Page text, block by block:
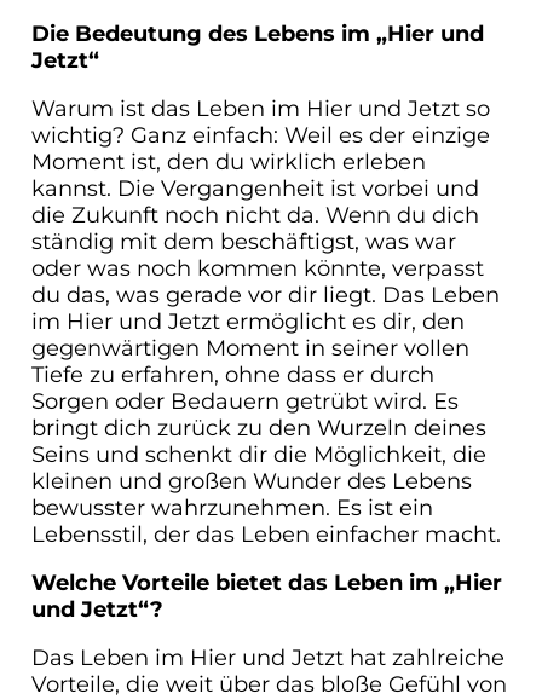
Die Bedeutung des Lebens im „Hier und
Jetzt“
Warum ist das Leben im Hier und Jetzt so
wichtig? Ganz einfach: Weil es der einzige
Moment ist, den du wirklich erleben
kannst. Die Vergangenheit ist vorbei und
die Zukunft noch nicht da. Wenn du dich
ständig mit dem beschäftigst, was war
oder was noch kommen könnte, verpasst
du das, was gerade vor dir liegt. Das Leben
im Hier und Jetzt ermöglicht es dir, den
gegenwärtigen Moment in seiner vollen
Tiefe zu erfahren, ohne dass er durch
Sorgen oder Bedauern getrübt wird. Es
bringt dich zurück zu den Wurzeln deines
Seins und schenkt dir die Möglichkeit, die
kleinen und großen Wunder des Lebens
bewusster wahrzunehmen. Es ist ein
Lebensstil, der das Leben einfacher macht.
Welche Vorteile bietet das Leben im „Hier
und Jetzt“?
Das Leben im Hier und Jetzt hat zahlreiche
Vorteile, die weit über das bloße Gefühl von